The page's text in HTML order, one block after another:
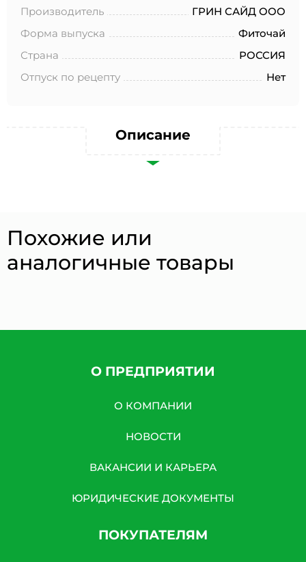
Производитель
ГРИН САЙД ООО
Форма выпуска
Фиточай
Страна
РОССИЯ
Отпуск по рецепту
Нет
Описание
Похожие или
аналогичные товары
О ПРЕДПРИЯТИИ
О КОМПАНИИ
НОВОСТИ
ВАКАНСИИ И КАРЬЕРА
ЮРИДИЧЕСКИЕ ДОКУМЕНТЫ
ПОКУПАТЕЛЯМ
целей, определенных в Согласии на обработку